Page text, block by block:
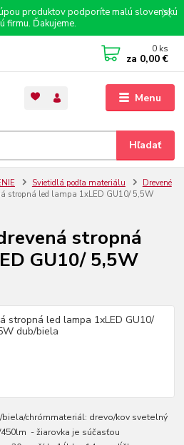
produktov podporíte malú slovenskú
firmu. Ďakujeme.
Menu
Hľadať
0 ks
za 0,00 €
Svietidlá podľa materiálu
Drevené
stropná led lampa 1xLED GU10/ 5,5W
stropná
GU10/ 5,5W
chrómmateriál: drevo/kov svetelný
450lm - žiarovka je súčasťou